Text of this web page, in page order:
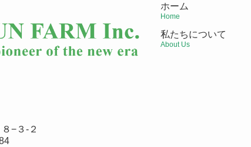
−３-２
ホーム
Home
私たちについて
About Us